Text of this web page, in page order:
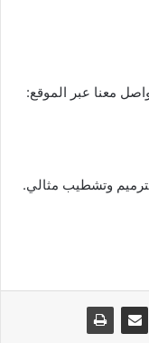
معنا عبر الموقع:
وتشطيب مثالي.